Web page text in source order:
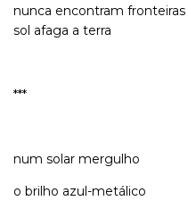
nunca encontram
sol afaga a terra
***
num solar mergulho
o brilho azul-metálico